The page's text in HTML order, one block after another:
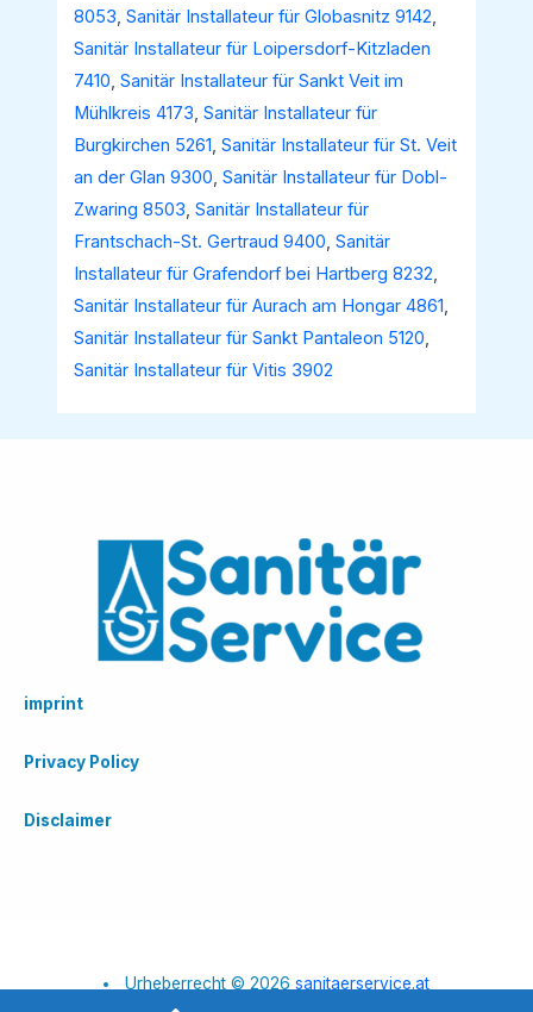
8053,Sanitär Installateur für Globasnitz 9142,
Sanitär Installateur für Loipersdorf-Kitzladen
7410,Sanitär Installateur für Sankt Veit im
Mühlkreis 4173,Sanitär Installateur für
Burgkirchen 5261,Sanitär Installateur für St. Veit
an der Glan 9300,Sanitär Installateur für Dobl-
Zwaring 8503,Sanitär Installateur für
Frantschach-St. Gertraud 9400,Sanitär
Installateur für Grafendorf bei Hartberg 8232,
Sanitär Installateur für Aurach am Hongar 4861,
Sanitär Installateur für Sankt Pantaleon 5120,
Sanitär Installateur für Vitis 3902
imprint
Privacy Policy
Disclaimer
Urheberrecht © 2026sanitaerservice.at